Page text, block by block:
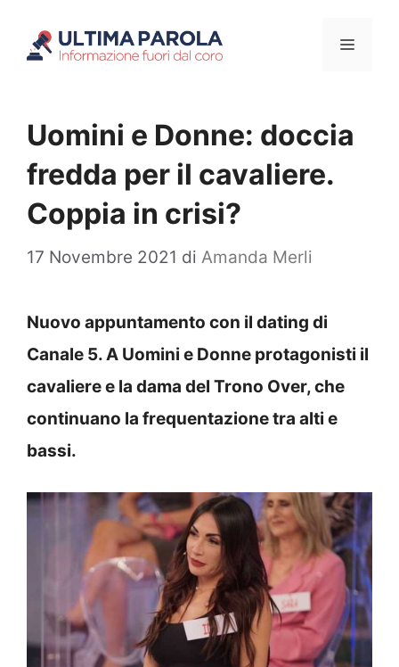
Menu
Uomini e Donne: doccia
fredda per il cavaliere.
Coppia in crisi?
17 Novembre 2021 di Amanda Merli
Nuovo appuntamento con il dating di
Canale 5. A Uomini e Donne protagonisti il
cavaliere e la dama del Trono Over, che
continuano la frequentazione tra alti e
bassi.